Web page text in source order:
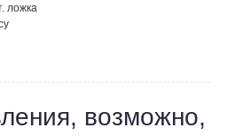
ложка
возможно,